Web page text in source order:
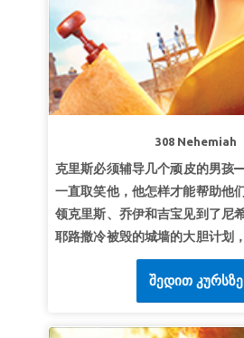
第二课：愤怒无法掌控我
超级真理：
我不会被愤怒掌控。
超级经文：“生气却不要犯罪不可
弗所书 4:26 (和合本)
超级经文：“我神啊，我曾求告
我；求你向我侧耳，听我的言语。
合本）
308 Nehemiah
克里斯必须辅导几个顽皮的男
一直取笑他，他怎样才能帮助他
领克里斯、乔伊和吉宝见到了尼
耶路撒冷被毁的城墙的大胆计划
并密谋杀害 他！孩子们学会如何
შედით კურსზე